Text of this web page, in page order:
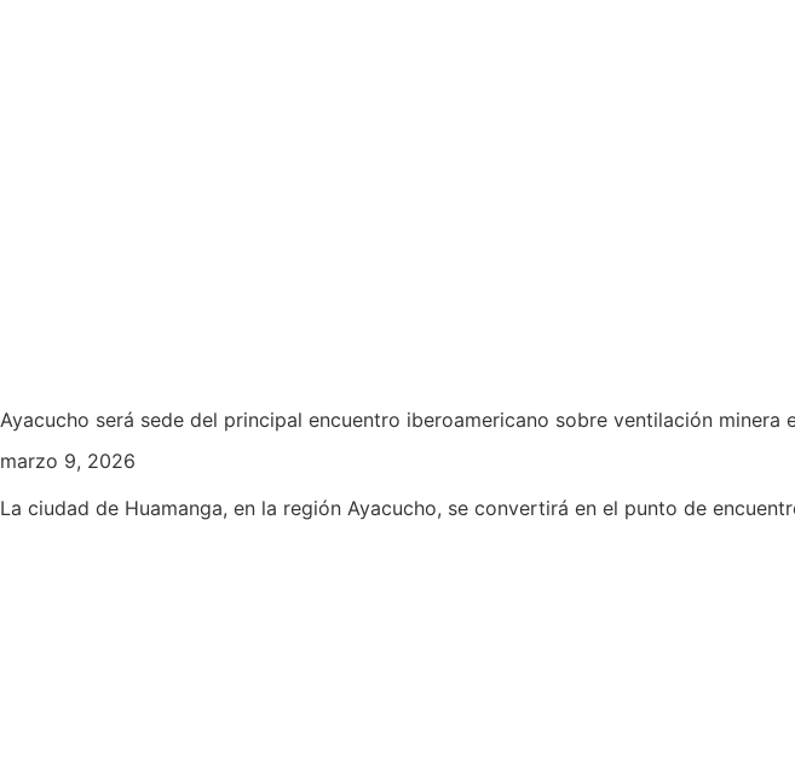
Ayacucho será sede del principal encuentro iberoamericano sobre ventilación minera
marzo 9, 2026
La ciudad de Huamanga, en la región Ayacucho, se convertirá en el punto de